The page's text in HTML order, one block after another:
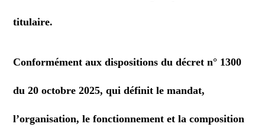
titulaire.
Conformément aux dispositions du décret n° 1300
du 20 octobre 2025, qui définit le mandat,
l’organisation, le fonctionnement et la composition